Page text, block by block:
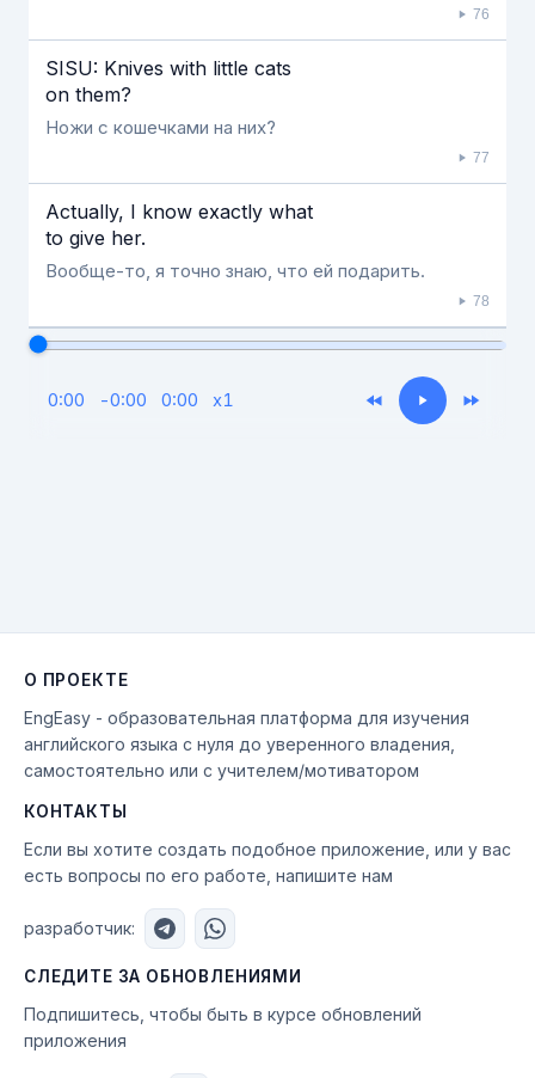
76
SISU: Knives with little cats
on them?
Ножи с кошечками на них?
77
Actually, I know exactly what
to give her.
Вообще-то, я точно знаю, что ей подарить.
78
0:00 -0:00 0:00 x1
О ПРОЕКТЕ
EngEasy - образовательная платформа для изучения
английского языка с нуля до уверенного владения,
самостоятельно или с учителем/мотиватором
КОНТАКТЫ
Если вы хотите создать подобное приложение, или у вас
есть вопросы по его работе, напишите нам
разработчик:
СЛЕДИТЕ ЗА ОБНОВЛЕНИЯМИ
Подпишитесь, чтобы быть в курсе обновлений
приложения